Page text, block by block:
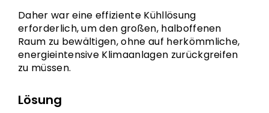
Daher war eine effiziente Kühllösung
erforderlich, um den großen, halboffenen
Raum zu bewältigen, ohne auf herkömmliche,
energieintensive Klimaanlagen zurückgreifen
zu müssen.
Lösung